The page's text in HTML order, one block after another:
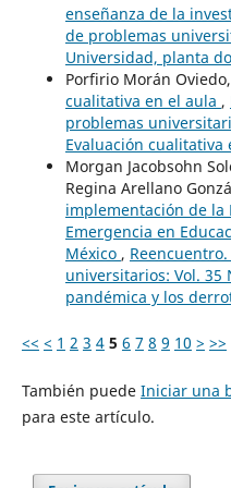
enseñanza de la
de problemas
Universidad, planta
Porfirio Morán Oviedo,
cualitativa en el aula ,
problemas
Evaluación
Morgan Jacobsohn
Regina Arellano
implementación de la
Emergencia en
México ,
universitarios: Vol. 35
pandémica y los
<< < 1 2 3 4 5 6 7 8 9 10 > >>
También puede Iniciar una
para este artículo.